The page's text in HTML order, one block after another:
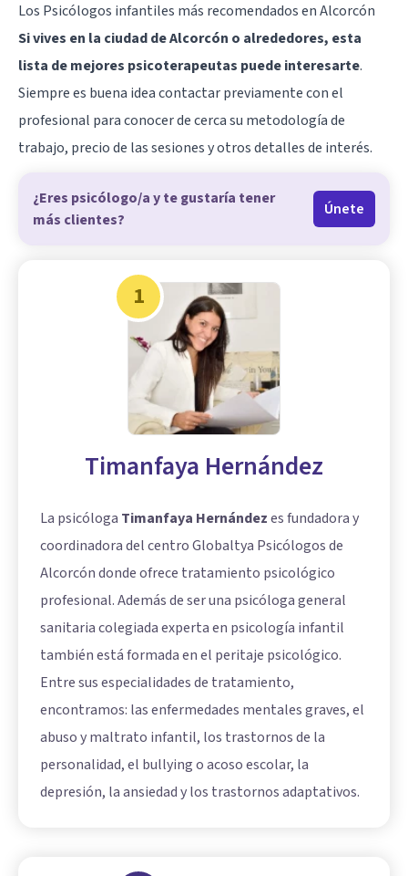
Los Psicólogos infantiles más recomendados en Alcorcón
Si vives en la ciudad de Alcorcón o alrededores, esta
lista de mejores psicoterapeutas puede interesarte.
Siempre es buena idea contactar previamente con el
profesional para conocer de cerca su metodología de
trabajo, precio de las sesiones y otros detalles de interés.
¿Eres psicólogo/a y te gustaría tener
más clientes?
Únete
1
Timanfaya Hernández
La psicóloga Timanfaya Hernándezes fundadora y
coordinadora del centro Globaltya Psicólogos de
Alcorcón donde ofrece tratamiento psicológico
profesional. Además de ser una psicóloga general
sanitaria colegiada experta en psicología infantil
también está formada en el peritaje psicológico.
Entre sus especialidades de tratamiento,
encontramos: las enfermedades mentales graves, el
abuso y maltrato infantil, los trastornos de la
personalidad, el bullying o acoso escolar, la
depresión, la ansiedad y los trastornos adaptativos.